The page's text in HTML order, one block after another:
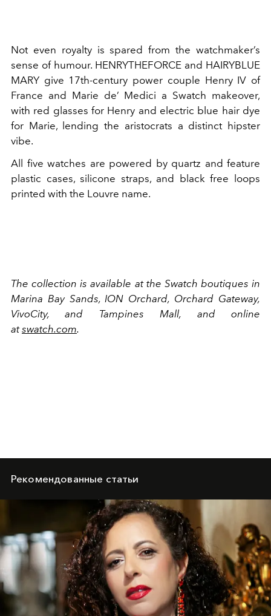
Not even royalty is spared from the watchmaker’s
sense of humour. HENRYTHEFORCE and HAIRYBLUE
MARY give 17th-century power couple Henry IV of
France and Marie de’ Medici a Swatch makeover,
with red glasses for Henry and electric blue hair dye
for Marie, lending the aristocrats a distinct hipster
vibe.
All five watches are powered by quartz and feature
plastic cases, silicone straps, and black free loops
printed with the Louvre name.
The collection is available at the Swatch boutiques in
Marina Bay Sands, ION Orchard, Orchard Gateway,
VivoCity, and Tampines Mall, and online
atswatch.com.
Рекомендованные статьи